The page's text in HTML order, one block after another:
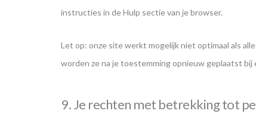
instructies in de Hulp sectie van je browser.
Let op: onze site werkt mogelijk niet optimaal als
worden ze na je toestemming opnieuw geplaatst bij
9. Je rechten met betrekking tot